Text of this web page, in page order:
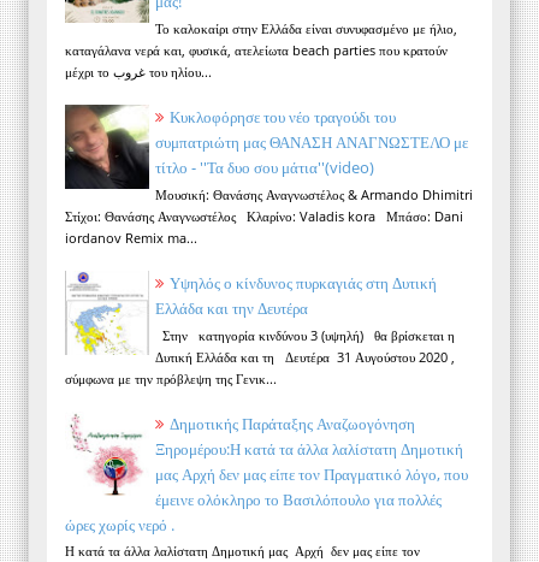
Το καλοκαίρι στην Ελλάδα είναι συνυφασμένο με ήλιο,
καταγάλανα νερά και, φυσικά, ατελείωτα beach parties που κρατούν
μέχρι το غروب του ηλίου...
Κυκλοφόρησε του νέο τραγούδι του
συμπατριώτη μας ΘΑΝΑΣΗ ΑΝΑΓΝΩΣΤΕΛΟ με
τίτλο - ''Τα δυο σου μάτια''(video)
Μουσική: Θανάσης Αναγνωστέλος & Armando Dhimitri
Στίχοι: Θανάσης Αναγνωστέλος Κλαρίνο: Valadis kora Μπάσο: Dani
iordanov Remix ma...
Υψηλός ο κίνδυνος πυρκαγιάς στη Δυτική
Ελλάδα και την Δευτέρα
Στην κατηγορία κινδύνου 3 (υψηλή) θα βρίσκεται η
Δυτική Ελλάδα και τη Δευτέρα 31 Αυγούστου 2020 ,
σύμφωνα με την πρόβλεψη της Γενικ...
Δημοτικής Παράταξης Αναζωογόνηση
Ξηρομέρου:Η κατά τα άλλα λαλίστατη Δημοτική
μας Αρχή δεν μας είπε τον Πραγματικό λόγο, που
έμεινε ολόκληρο το Βασιλόπουλο για πολλές
ώρες χωρίς νερό .
Η κατά τα άλλα λαλίστατη Δημοτική μας Αρχή δεν μας είπε τον